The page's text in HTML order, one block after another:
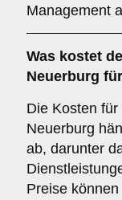
Management
Was kostet
Neuerburg
Die Kosten
Neuerburg
ab, darunter
Preise